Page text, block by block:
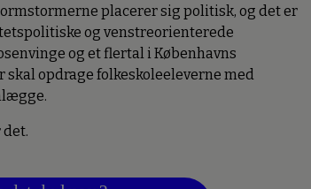
placerer sig politisk, og det er
og venstreorienterede
og et flertal i Københavns
opdrage folkeskoleeleverne med